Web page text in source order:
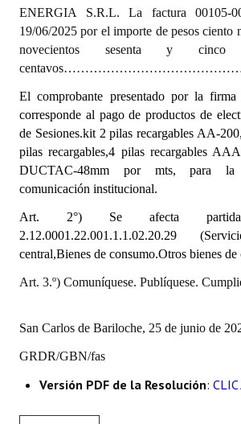
Antiguos Pobladores
Registros y Distinciones
Datos Históricos
Premio al Mérito - Registro
Audiencias Públicas - Registro
Mujeres que Dejaron Huellas - Registro
Periodistas Decanos - Registro
Ciudadano Ilustre - Registro
Banca del Vecino - Registro
Huéspedes de Honor - Registro
Antiguos Pobladores - Registro
ENERGIA S.R.L. La factura 00105-
19/06/2025 por el importe de pesos ciento
novecientos sesenta y cinco
El comprobante presentado por la
corresponde al pago de productos de
de Sesiones.kit 2 pilas recargables AA-
pilas recargables,4 pilas recargables
DUCTAC-48mm por mts, para la
comunicación institucional.
Art. 2°) Se afecta partida
2.12.0001.22.001.1.1.02.20.29
central,Bienes de consumo.Otros bienes de
Art. 3.º) Comuníquese. Publíquese.
San Carlos de Bariloche, 25 de junio de
GRDR/GBN/fas
Versión PDF de la Resolución: CLIC